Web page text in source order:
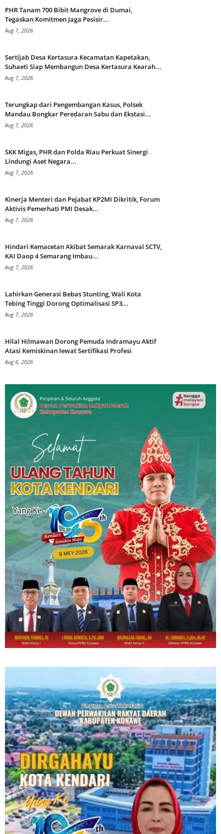
PHR Tanam 700 Bibit Mangrove di Dumai,
Tegaskan Komitmen Jaga Pesisir...
Aug 7, 2026
Sertijab Desa Kertasura Kecamatan Kapetakan,
Suhaeti Siap Membangun Desa Kertasura Kearah...
Aug 7, 2026
Terungkap dari Pengembangan Kasus, Polsek
Mandau Bongkar Peredaran Sabu dan Ekstasi...
Aug 7, 2026
SKK Migas, PHR dan Polda Riau Perkuat Sinergi
Lindungi Aset Negara...
Aug 7, 2026
Kinerja Menteri dan Pejabat KP2MI Dikritik, Forum
Aktivis Pemerhati PMI Desak...
Aug 7, 2026
Hindari Kemacetan Akibat Semarak Karnaval SCTV,
KAI Daop 4 Semarang Imbau...
Aug 7, 2026
Lahirkan Generasi Bebas Stunting, Wali Kota
Tebing Tinggi Dorong Optimalisasi SP3...
Aug 7, 2026
Hilal Hilmawan Dorong Pemuda Indramayu Aktif
Atasi Kemiskinan lewat Sertifikasi Profesi
Aug 6, 2026